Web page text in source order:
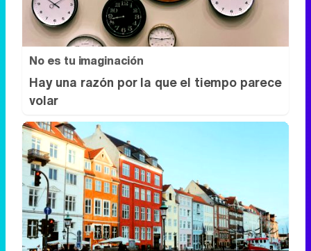
No es tu imaginación
Hay una razón por la que el tiempo parece
volar